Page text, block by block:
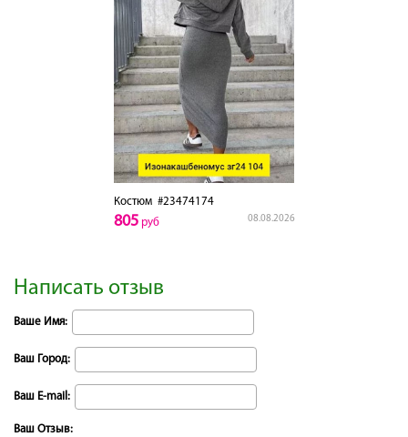
Костюм#23474174
08.08.2026
805руб
Написать отзыв
Ваше Имя:
Ваш Город:
Ваш E-mail:
Ваш Отзыв: